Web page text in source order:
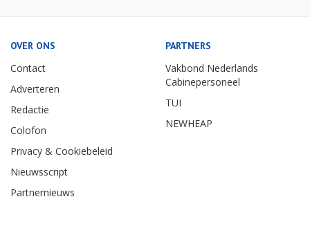
OVER ONS
Contact
Adverteren
Redactie
Colofon
Privacy & Cookiebeleid
Nieuwsscript
Partnernieuws
PARTNERS
Vakbond Nederlands
Cabinepersoneel
TUI
NEWHEAP